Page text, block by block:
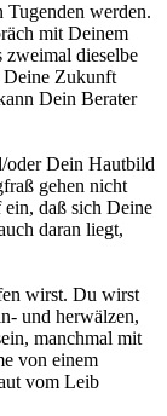
Tugenden werden.
mit Deinem
zweimal dieselbe
Deine Zukunft
Dein Berater
oder Dein Hautbild
gehen nicht
daß sich Deine
daran liegt,
wirst. Du wirst
und herwälzen,
manchmal mit
von einem
vom Leib